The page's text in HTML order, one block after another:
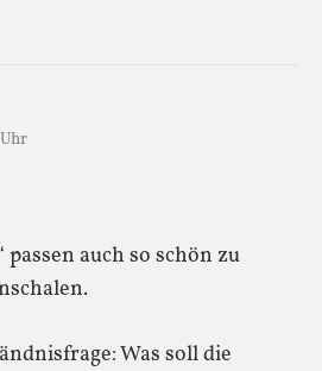
auch so schön zu
Was soll die